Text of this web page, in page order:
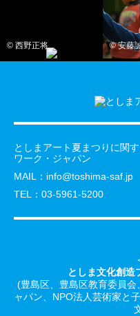
© 西野正将 © 安藤
としまアート夏まつりに関
ワーク・ジャパン
MAIL： info@toshima-saf.jp
TEL：03-5961-5200
としま文化創造
(豊島区、豊島区教育委員
ャパン、NPO法人芸術家と